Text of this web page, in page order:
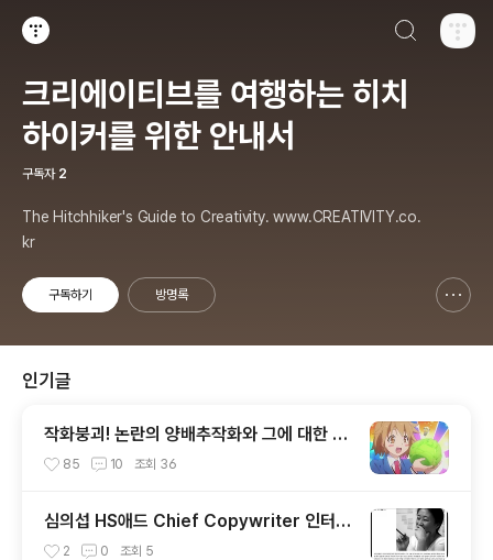
크리에이티브를 여행하는 히치
하이커를 위한 안내서
구독자 2
The Hitchhiker's Guide to Creativity. www.CREATIVITY.co.
kr
구독하기 방명록
인기글
작화붕괴! 논란의 양배추작화와 그에 대한 패
러디.
85 10 조회 36
심의섭 HS애드 Chief Copywriter 인터뷰
"전설의 ‘카피라이터 신입교육’을 업그레이드
2 0 조회 5